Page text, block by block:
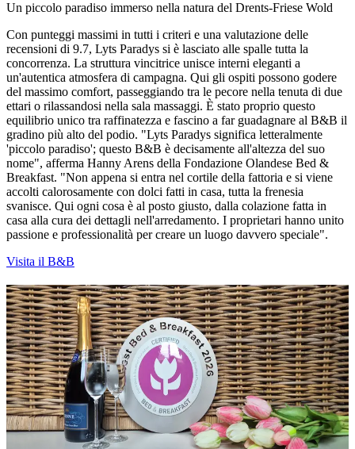
Un piccolo paradiso immerso nella natura del Drents-Friese Wold
Con punteggi massimi in tutti i criteri e una valutazione delle
recensioni di 9.7, Lyts Paradys si è lasciato alle spalle tutta la
concorrenza. La struttura vincitrice unisce interni eleganti a
un'autentica atmosfera di campagna. Qui gli ospiti possono godere
del massimo comfort, passeggiando tra le pecore nella tenuta di due
ettari o rilassandosi nella sala massaggi. È stato proprio questo
equilibrio unico tra raffinatezza e fascino a far guadagnare al B&B il
gradino più alto del podio. "Lyts Paradys significa letteralmente
'piccolo paradiso'; questo B&B è decisamente all'altezza del suo
nome", afferma Hanny Arens della Fondazione Olandese Bed &
Breakfast. "Non appena si entra nel cortile della fattoria e si viene
accolti calorosamente con dolci fatti in casa, tutta la frenesia
svanisce. Qui ogni cosa è al posto giusto, dalla colazione fatta in
casa alla cura dei dettagli nell'arredamento. I proprietari hanno unito
passione e professionalità per creare un luogo davvero speciale".
Visita il B&B
I vincitori per categoria
Scopri quali B&B sono stati premiati nelle varie categorie
Oltre al primo premio nella categoria 5 tulipani, sono stati selezionati
i vincitori anche per le categorie da 2 a 4 tulipani. Questo dimostra la
grande varietà di B&B presenti nei Paesi Bassi. I risultati sono stati
determinati sulla base di un sistema di punteggio obiettivo, integrato
dalla visita di un mistery guest e dalle recensioni online di ospiti
reali. Vedi la classifica completa con i vincitori di tutte le categorie
(articolo in olandese).